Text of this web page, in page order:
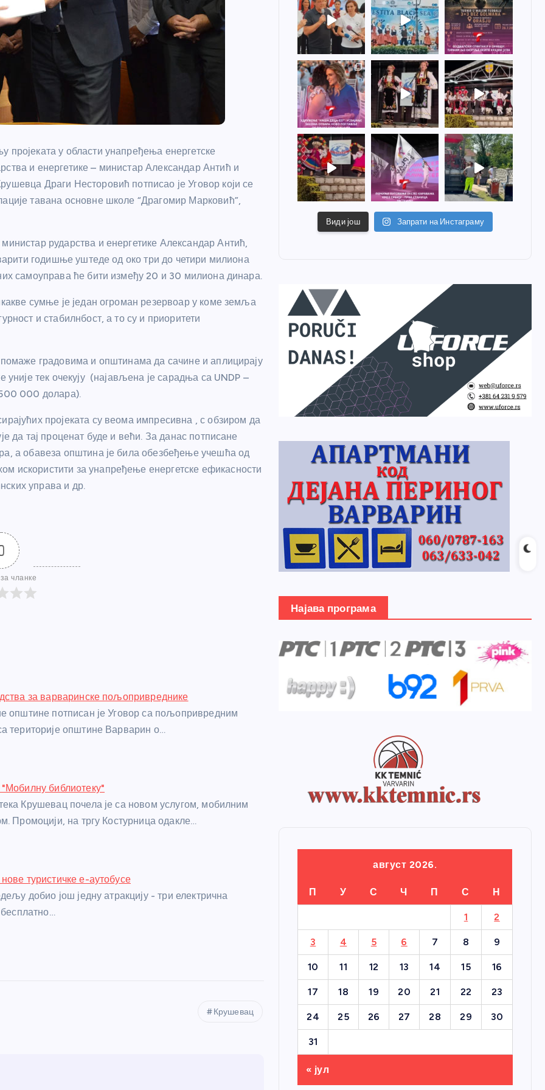
у области унапређења енергетске
и енергетике – министар Александар Антић и
Драги Несторовић потписао је Уговор који се
тавана основне школе “Драгомир Марковић”,
рударства и енергетике Александар Антић,
годишње уштеде од око три до четири милиона
самоуправа ће бити између 20 и 30 милиона динара.
сумње је један огроман резервоар у коме земља
и стабилнбост, а то су и приоритети
градовима и општинама да сачине и аплицирају
уније тек очекују (најављена је сарадња са UNDP –
000 долара).
пројеката су веома импресивна , с обзиром да
да тај проценат буде и већи. За данас потписане
а обавеза општина је била обезбеђење учешћа од
искористити за унапређење енергетске ефикасности
управа и др.
чланке
за варваринске пољопривреднике
општине потписан је Уговор са пољопривредним
територије општине Варварин о…
библиотеку"
Крушевац почела је са новом услугом, мобилним
Промоцији, на тргу Костурница одакле…
туристичке е-аутобусе
добио још једну атракцију - три електрична
Крушевац
Види још Запрати на Инстаграму
Најава програма
август 2026.
П У С Ч П С Н
1 2
3 4 5 6 7 8 9
10 11 12 13 14 15 16
17 18 19 20 21 22 23
24 25 26 27 28 29 30
31
« јул